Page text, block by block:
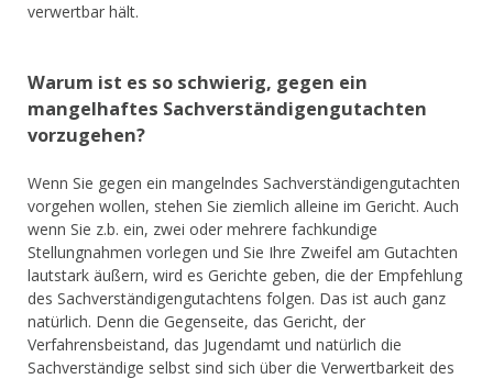
verwertbar hält.
Warum ist es so schwierig, gegen ein
mangelhaftes Sachverständigengutachten
vorzugehen?
Wenn Sie gegen ein mangelndes Sachverständigengutachten
vorgehen wollen, stehen Sie ziemlich alleine im Gericht. Auch
wenn Sie z.b. ein, zwei oder mehrere fachkundige
Stellungnahmen vorlegen und Sie Ihre Zweifel am Gutachten
lautstark äußern, wird es Gerichte geben, die der Empfehlung
des Sachverständigengutachtens folgen. Das ist auch ganz
natürlich. Denn die Gegenseite, das Gericht, der
Verfahrensbeistand, das Jugendamt und natürlich die
Sachverständige selbst sind sich über die Verwertbarkeit des